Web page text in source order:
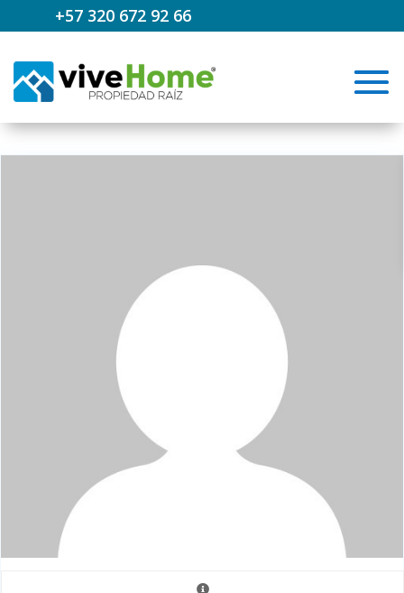
+57 320 672 92 66